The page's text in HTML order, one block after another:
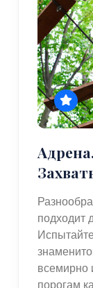
подходит
всемирно